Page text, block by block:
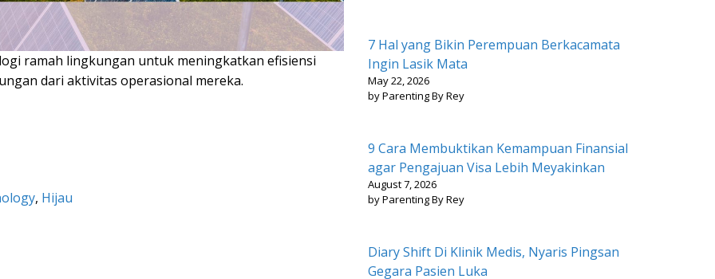
ramah lingkungan untuk meningkatkan efisiensi
dari aktivitas operasional mereka.
, Hijau
7 Hal yang Bikin Perempuan Berkacamata
Ingin Lasik Mata
May 22, 2026
by Parenting By Rey
9 Cara Membuktikan Kemampuan Finansial
agar Pengajuan Visa Lebih Meyakinkan
August 7, 2026
by Parenting By Rey
Diary Shift Di Klinik Medis, Nyaris Pingsan
Gegara Pasien Luka